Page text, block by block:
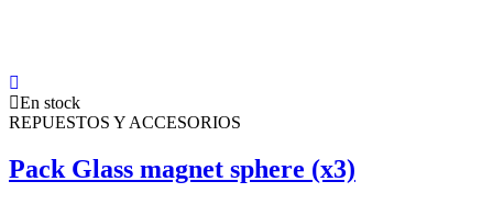
En stock
REPUESTOS Y ACCESORIOS
Pack Glass magnet sphere (x3)